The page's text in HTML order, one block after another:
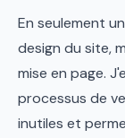
En seulement
design du site,
mise en page.
processus de
inutiles et